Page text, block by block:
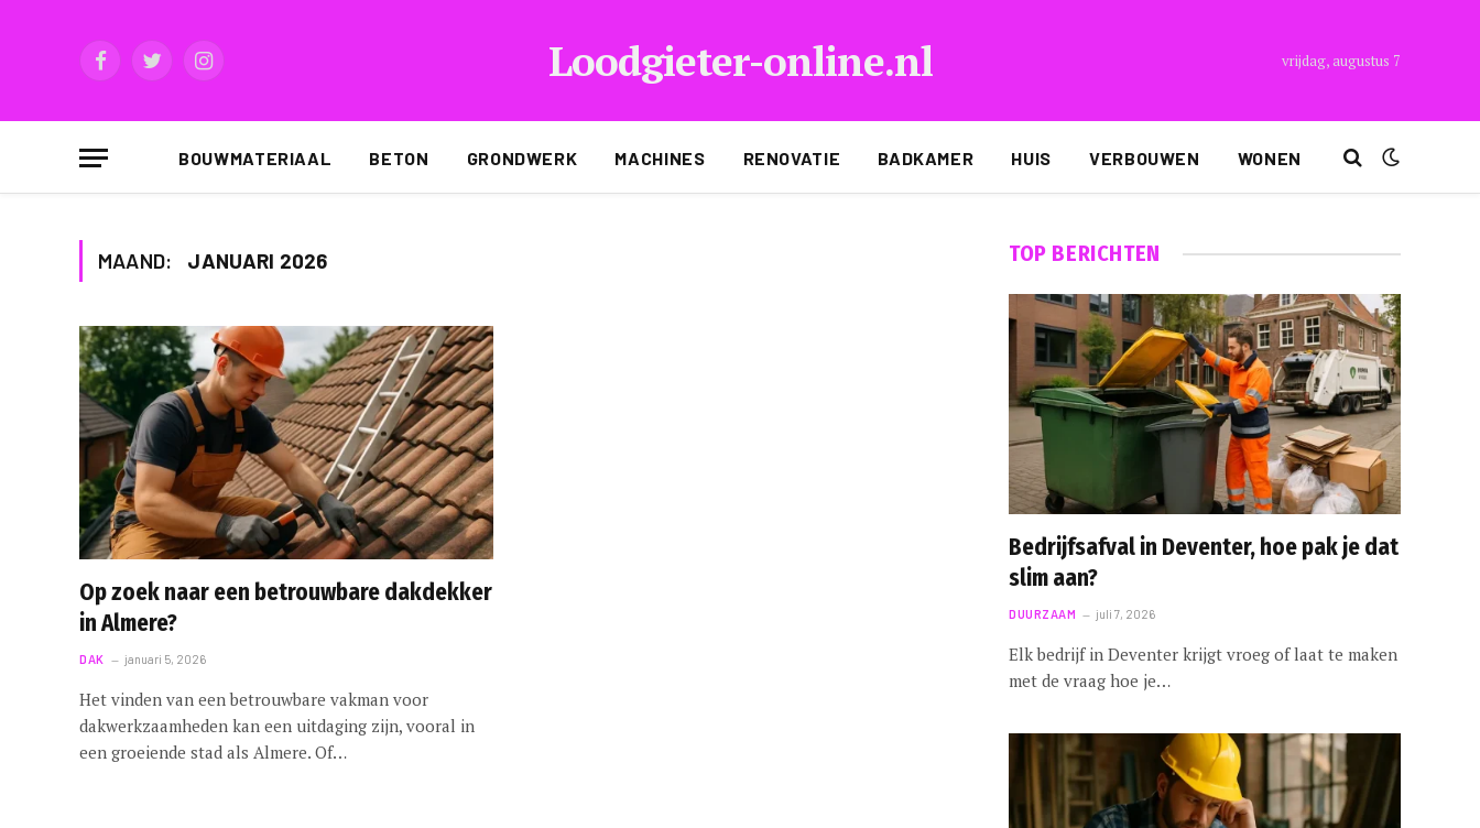
FacebookTwitterInstagram Loodgieter-online.nl vrijdag, augustus 7
BOUWMATERIAAL BETON GRONDWERK MACHINES RENOVATIE BADKAMER HUIS VERBOUWEN WONEN
MAAND: JANUARI 2026
Op zoek naar een betrouwbare dakdekker
in Almere?
DAK januari 5, 2026
Het vinden van een betrouwbare vakman voor
dakwerkzaamheden kan een uitdaging zijn, vooral in
een groeiende stad als Almere. Of…
TOP BERICHTEN
Bedrijfsafval in Deventer, hoe pak je dat
slim aan?
DUURZAAM juli 7, 2026
Elk bedrijf in Deventer krijgt vroeg of laat te maken
met de vraag hoe je…